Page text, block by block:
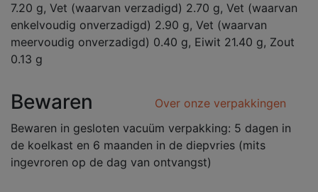
7.20 g, Vet (waarvan verzadigd) 2.70 g, Vet (waarvan
enkelvoudig onverzadigd) 2.90 g, Vet (waarvan
meervoudig onverzadigd) 0.40 g, Eiwit 21.40 g, Zout
0.13 g
Bewaren
Over onze verpakkingen
Bewaren in gesloten vacuüm verpakking: 5 dagen in
de koelkast en 6 maanden in de diepvries (mits
ingevroren op de dag van ontvangst)